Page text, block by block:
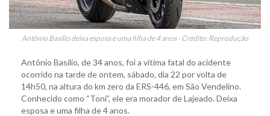
Antônio Basílio deixa esposa e uma filha de 4 anos - Crédito: Reprodução
Antônio Basílio, de 34 anos, foi a vítima fatal do acidente
ocorrido na tarde de ontem, sábado, dia 22 por volta de
14h50, na altura do km zero da ERS-446, em São Vendelino.
Conhecido como “Toni”, ele era morador de Lajeado. Deixa
esposa e uma filha de 4 anos.